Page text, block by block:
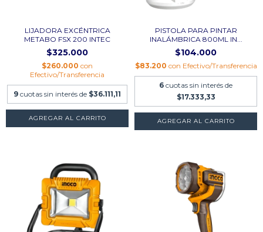
LIJADORA EXCÉNTRICA
METABO FSX 200 INTEC
$325.000
$260.000 con
Efectivo/Transferencia
9 cuotas sin interés de $36.111,11
PISTOLA PARA PINTAR
INALÁMBRICA 800ML IN...
$104.000
$83.200 con Efectivo/Transferencia
6 cuotas sin interés de
$17.333,33